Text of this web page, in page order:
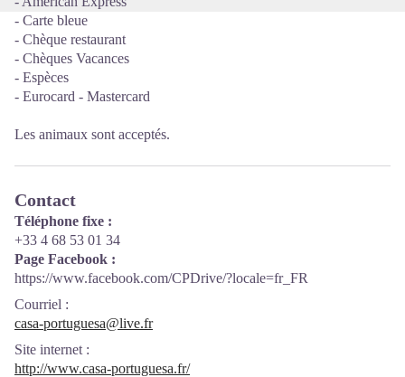
- Carte bleue
- Chèque restaurant
- Chèques Vacances
- Espèces
- Eurocard - Mastercard
Les animaux sont acceptés.
Contact
Téléphone fixe :
+33 4 68 53 01 34
Page Facebook :
https://www.facebook.com/CPDrive/?locale=fr_FR
Courriel :
casa-portuguesa@live.fr
Site internet :
http://www.casa-portuguesa.fr/